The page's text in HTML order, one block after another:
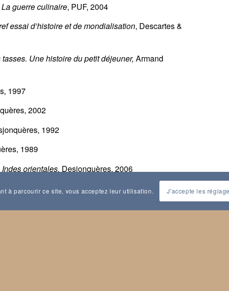
guerre culinaire, PUF, 2004
essai d’histoire et de mondialisation, Descartes &
Une histoire du petit déjeuner, Armand
1997
2002
1992
1989
orientales, Desjonquères, 2006
à parcourir ce site, vous acceptez leur utilisation. J'accepte les